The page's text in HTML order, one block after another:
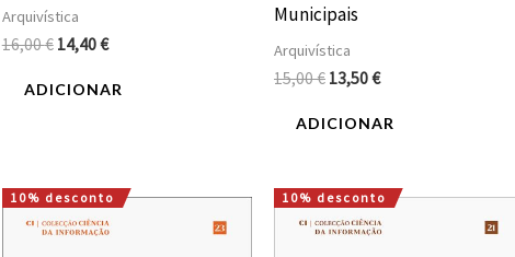
Arquivística
16,00€ 14,40€
ADICIONAR
Municipais
Arquivística
15,00€ 13,50€
ADICIONAR
10% desconto
O
preço
O
preço
10% desconto
O
preço
O
preço